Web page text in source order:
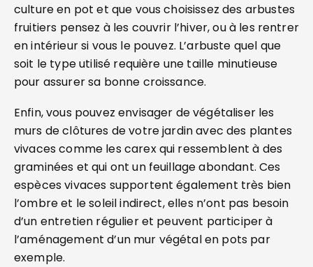
culture en pot et que vous choisissez des arbustes
fruitiers pensez à les couvrir l’hiver, ou à les rentrer
en intérieur si vous le pouvez. L’arbuste quel que
soit le type utilisé requière une taille minutieuse
pour assurer sa bonne croissance.
Enfin, vous pouvez envisager de végétaliser les
murs de clôtures de votre jardin avec des plantes
vivaces comme les carex qui ressemblent à des
graminées et qui ont un feuillage abondant. Ces
espèces vivaces supportent également très bien
l’ombre et le soleil indirect, elles n’ont pas besoin
d’un entretien régulier et peuvent participer à
l’aménagement d’un mur végétal en pots par
exemple.